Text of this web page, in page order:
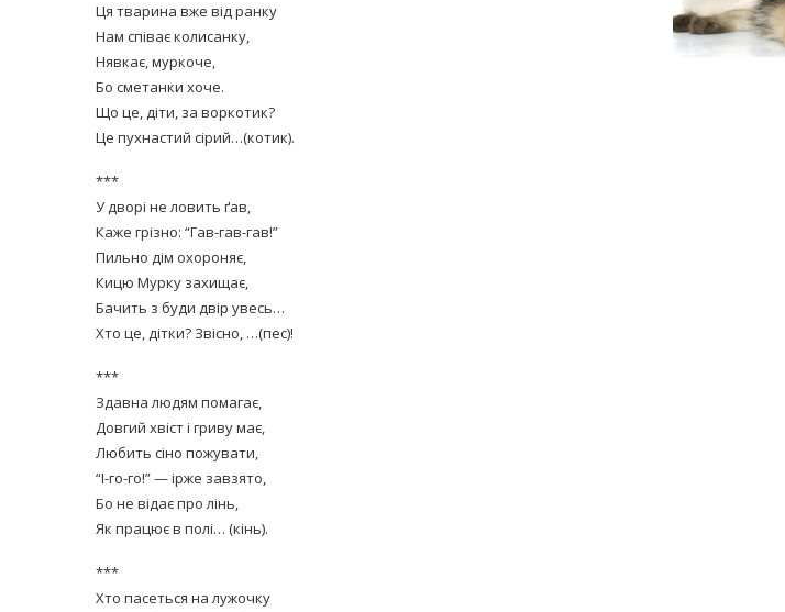
Ця тварина вже від ранку
Нам співає колисанку,
Нявкає, муркоче,
Бо сметанки хоче.
Що це, діти, за воркотик?
Це пухнастий сірий…(котик).
***
У дворі не ловить ґав,
Каже грізно: “Гав-гав-гав!”
Пильно дім охороняє,
Кицю Мурку захищає,
Бачить з буди двір увесь…
Хто це, дітки? Звісно, …(пес)!
***
Здавна людям помагає,
Довгий хвіст і гриву має,
Любить сіно пожувати,
“І-го-го!” — ірже завзято,
Бо не відає про лінь,
Як працює в полі… (кінь).
***
Хто пасеться на лужочку
принимать
30/Січ/2021